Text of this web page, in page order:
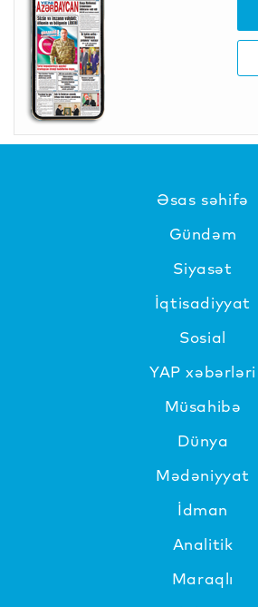
Əsas səhifə
Gündəm
Siyasət
İqtisadiyyat
Sosial
YAP xəbərləri
Müsahibə
Dünya
Mədəniyyat
İdman
Analitik
Maraqlı